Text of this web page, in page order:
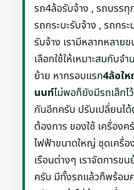
รถ4ล้อรับจ้าง , รถบรรทุ
รถกระบะรับจ้าง , รถกร
รับจ้าง เรามีหลากหลายข
เลือกใช้ให้เหมาะสมกับจ
ย้าย หากรอบแรก4ล้อใ
นนท์ไม่พอก็ยังมีรถเล็กไ
กันอีกครับ ปรับเปลี่ยนไ
ต้องการ ของใช้ เครื่องค
ไฟฟ้าขนาดใหญ่ ชุดเครื่อ
เรือนต่างๆ เราจัดการข
ครับ มีทั้งรถแล้วก็พร้อม